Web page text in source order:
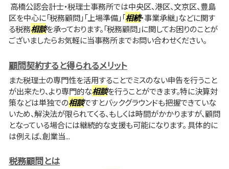
高橋公認会計士・税理士事務所では中央区、港区、文京区、豊島
区を中心に「税務顧問」「上場準備」「相続・事業承継」などに関す
る税務相談を承っております。「税務顧問」に関してお困りのことが
ございましたらお気軽に当事務所までお問い合わせください。
顧問契約すると得られるメリット
また税理士の専門性を活用することでミスのない申告を行うこと
が出来たり、より専門的な相談を行うことができます。特に決算対
策などは単独での相談ですとバックグラウンドも把握できていな
いため、解決法が限られてくる、もしくは時間がかかりますが、顧問
となっている場合には継続的な支援も可能になります。 具体的に
は例えば、創業当...
税務顧問とは